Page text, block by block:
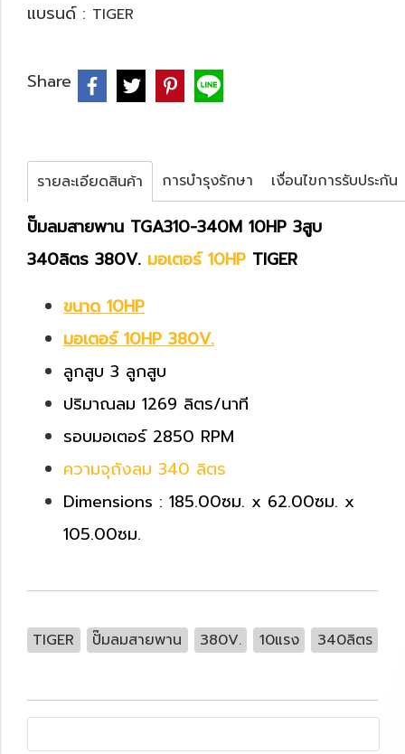
แบรนด์ : TIGER
Share
รายละเอียดสินค้า การบำรุงรักษา เงื่อนไขการรับประกัน
ปั๊มลมสายพาน TGA310-340M 10HP 3สูบ
340ลิตร 380V. มอเตอร์ 10HP TIGER
ขนาด 10HP
มอเตอร์ 10HP 380V.
ลูกสูบ 3 ลูกสูบ
ปริมาณลม 1269 ลิตร/นาที
รอบมอเตอร์ 2850 RPM
ความจุถังลม 340 ลิตร
Dimensions : 185.00ซม. x 62.00ซม. x
105.00ซม.
TIGER ปั๊มลมสายพาน 380V. 10แรง 340ลิตร